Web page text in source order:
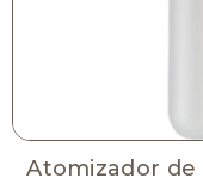
Atomizador